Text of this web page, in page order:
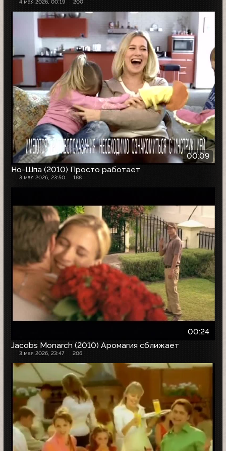
4 мая 2026, 00:19 200
00:09
Но-Шпа (2010) Просто работает
3 мая 2026, 23:50 188
00:24
Jacobs Monarch (2010) Аромагия сближает
3 мая 2026, 23:47 206